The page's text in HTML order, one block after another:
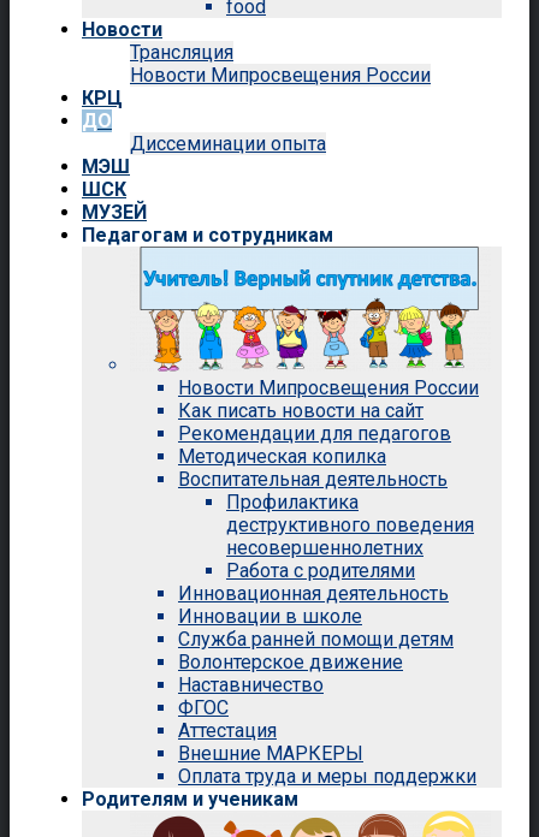
food
Новости
Трансляция
Новости Мипросвещения России
КРЦ
ДО
Диссеминации опыта
МЭШ
ШСК
МУЗЕЙ
Педагогам и сотрудникам
Новости Мипросвещения России
Как писать новости на сайт
Рекомендации для педагогов
Методическая копилка
Воспитательная деятельность
Профилактика
деструктивного поведения
несовершеннолетних
Работа с родителями
Инновационная деятельность
Инновации в школе
Служба ранней помощи детям
Волонтерское движение
Наставничество
ФГОС
Аттестация
Внешние МАРКЕРЫ
Оплата труда и меры поддержки
Родителям и ученикам